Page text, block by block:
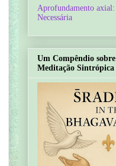
Aprofundamento
Necessária
Um Compêndio
Meditação